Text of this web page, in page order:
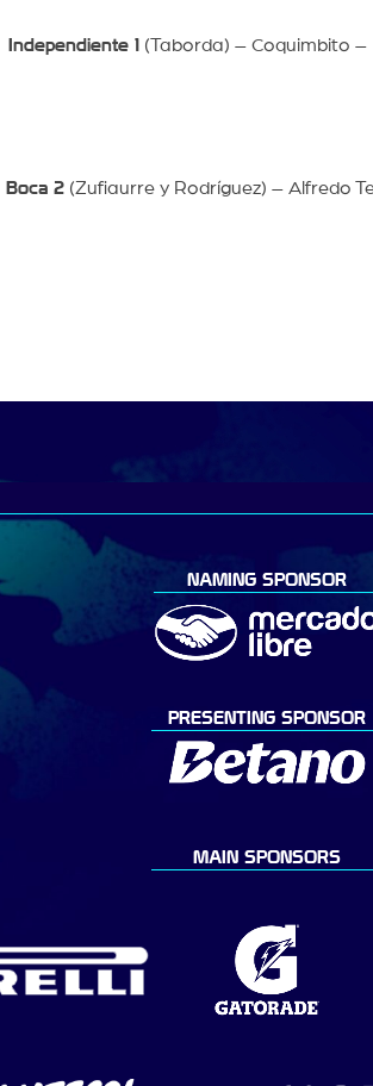
Independiente 1 (Taborda) – Coquimbito –
Boca 2(Zufiaurre y Rodríguez) – Alfredo
NAMING SPONSOR
PRESENTING SPONSOR
MAIN SPONSORS